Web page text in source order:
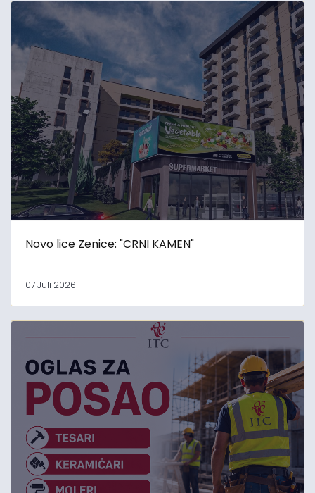
Novo lice Zenice: "CRNI KAMEN"
07 Juli 2026